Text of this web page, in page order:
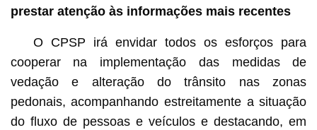
prestar atenção às informações mais recentes
O CPSP irá envidar todos os esforços para
cooperar na implementação das medidas de
vedação e alteração do trânsito nas zonas
pedonais, acompanhando estreitamente a situação
do fluxo de pessoas e veículos e destacando, em